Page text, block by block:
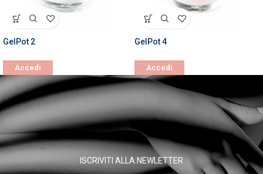
GelPot 2
Accedi
GelPot 4
Accedi
ISCRIVITI ALLA NEWLETTER